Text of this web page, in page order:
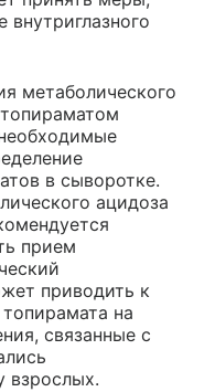
метаболического
в сыворотке.
ацидоза
прием
приводить к
на
связанные с
взрослых.